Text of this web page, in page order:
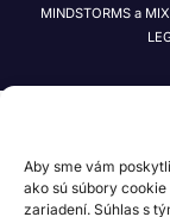
Aby sme vám
ako sú súbory
zariadení. Súhlas s
MINDSTORMS a